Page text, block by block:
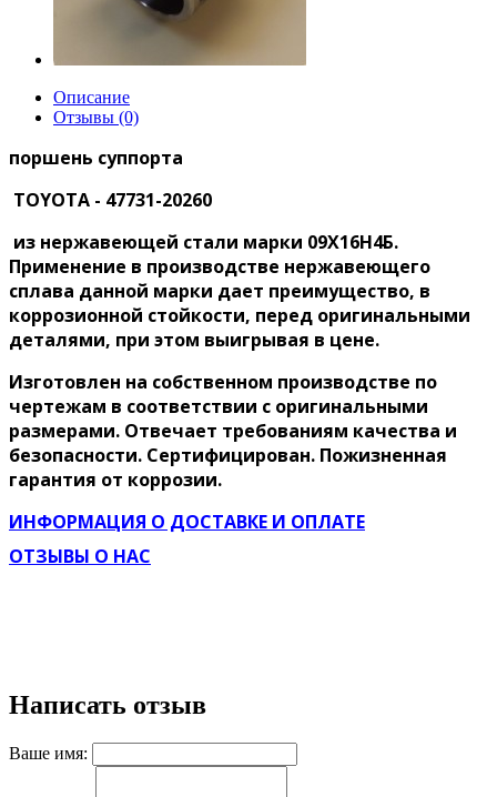
Описание
Отзывы (0)
поршень суппорта
TOYOTA - 47731-20260
из нержавеющей стали марки 09Х16Н4Б.
Применение в производстве нержавеющего
сплава данной марки дает преимущество, в
коррозионной стойкости, перед оригинальными
деталями, при этом выигрывая в цене.
Изготовлен на собственном производстве по
чертежам в соответствии с оригинальными
размерами. Отвечает требованиям качества и
безопасности. Сертифицирован. Пожизненная
гарантия от коррозии.
ИНФОРМАЦИЯ О ДОСТАВКЕ И ОПЛАТЕ
ОТЗЫВЫ О НАС
Написать отзыв
Ваше имя: